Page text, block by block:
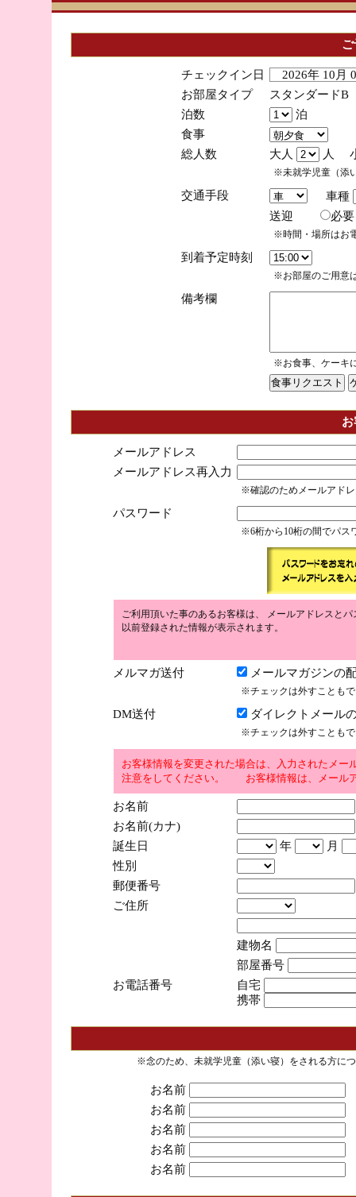
チェックイン日
2026年 10
お部屋タイプ
スタンダードB
泊数
泊
食事
総人数
大人 人
※未就学児童（添
交通手段
車種
送迎
※時間・場所はお
到着予定時刻
※お部屋のご用意
備考欄
※お食事、ケーキ
メールアドレス
メールアドレス再入力
※確認のためメールアド
パスワード
※6桁から10桁の間でパス
ご利用頂いた事のあるお客様は、 メールアドレスと
以前登録された情報が表示されます。
メルマガ送付 メールマガジンの
※チェックは外すことも
DM送付 ダイレクトメール
※チェックは外すことも
お客様情報を変更された場合は、入力されたメ
注意をしてください。 お客様情報は、メール
お名前
お名前(カナ)
誕生日
年
月
性別
郵便番号
ご住所
建物名
部屋番号
お電話番号
自宅
携帯
※念のため、未就学児童（添い寝）をされる方に
お名前
お名前
お名前
お名前
お名前